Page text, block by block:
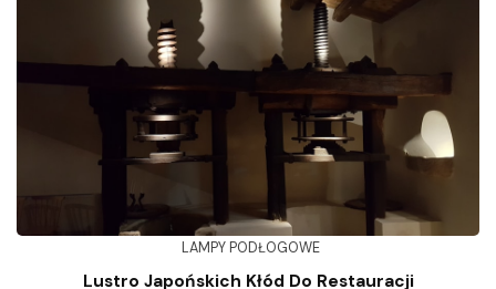
LAMPY PODŁOGOWE
Lustro Japońskich Kłód Do Restauracji